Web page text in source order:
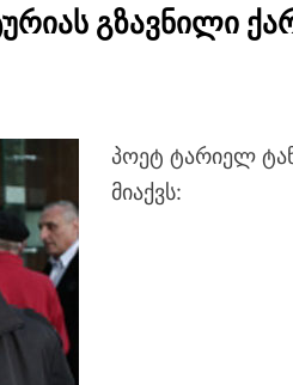
გზავნილი
პოეტ ტარიელ
მიაქვს: